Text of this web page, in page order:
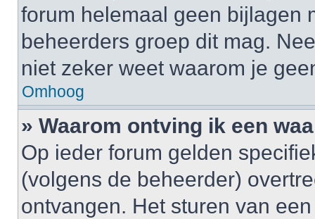
forum helemaal geen bijlagen
beheerders groep dit mag.
niet zeker weet waarom je
Omhoog
» Waarom ontving ik een
Op ieder forum gelden
(volgens de beheerder)
ontvangen. Het sturen van